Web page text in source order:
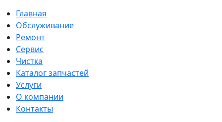
Главная
Обслуживание
Ремонт
Сервис
Чистка
Каталог запчастей
Услуги
О компании
Контакты